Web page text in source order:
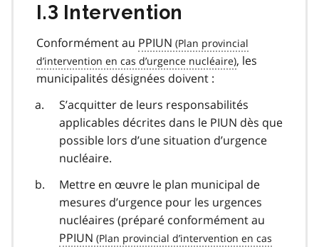
I.3 Intervention
Conformément au PPIUN
, les
municipalités désignées doivent :
S’acquitter de leurs responsabilités
applicables décrites dans le PIUN dès que
possible lors d’une situation d’urgence
nucléaire.
Mettre en œuvre le plan municipal de
mesures d’urgence pour les urgences
nucléaires (préparé conformément au
PPIUN